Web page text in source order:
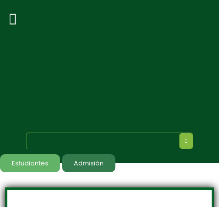
Estudiantes Admisión